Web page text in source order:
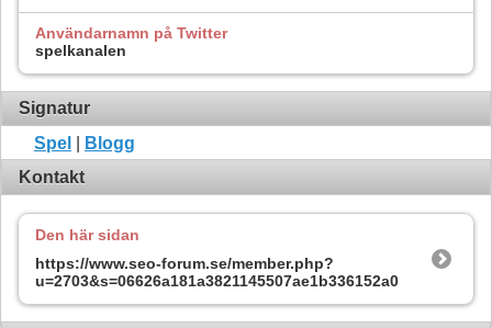
Användarnamn på Twitter
spelkanalen
Signatur
Spel
Blogg
Kontakt
Den här sidan
https://www.seo-forum.se/member.php?
u=2703&s=06626a181a3821145507ae1b336152a0